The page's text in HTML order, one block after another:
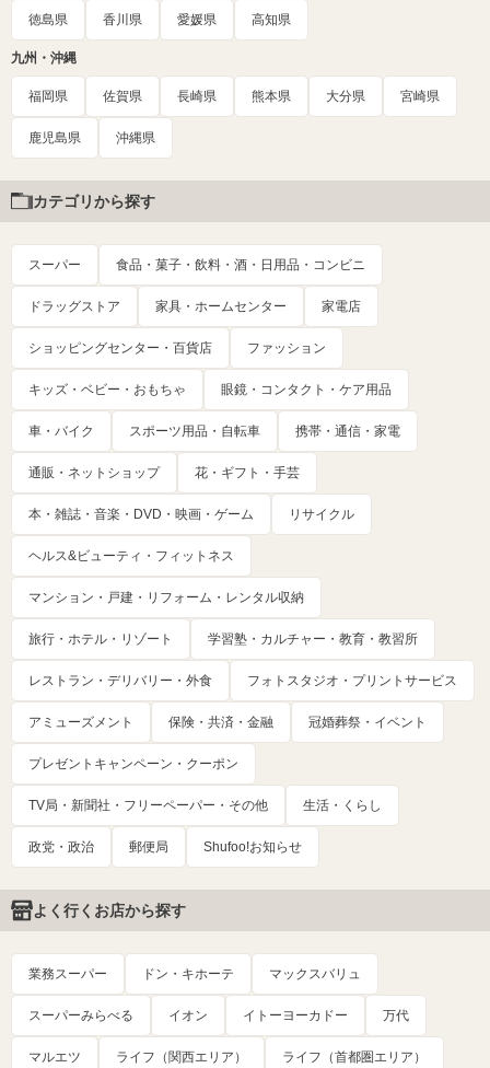
徳島県 香川県 愛媛県 高知県
九州・沖縄
福岡県 佐賀県 長崎県 熊本県 大分県 宮崎県
鹿児島県 沖縄県
カテゴリから探す
スーパー 食品・菓子・飲料・酒・日用品・コンビニ
ドラッグストア 家具・ホームセンター 家電店
ショッピングセンター・百貨店 ファッション
キッズ・ベビー・おもちゃ 眼鏡・コンタクト・ケア用品
車・バイク スポーツ用品・自転車 携帯・通信・家電
通販・ネットショップ 花・ギフト・手芸
本・雑誌・音楽・DVD・映画・ゲーム リサイクル
ヘルス&ビューティ・フィットネス
マンション・戸建・リフォーム・レンタル収納
旅行・ホテル・リゾート 学習塾・カルチャー・教育・教習所
レストラン・デリバリー・外食 フォトスタジオ・プリントサービス
アミューズメント 保険・共済・金融 冠婚葬祭・イベント
プレゼントキャンペーン・クーポン
TV局・新聞社・フリーペーパー・その他 生活・くらし
政党・政治 郵便局 Shufoo!お知らせ
よく行くお店から探す
業務スーパー ドン・キホーテ マックスバリュ
スーパーみらべる イオン イトーヨーカドー 万代
マルエツ ライフ（関西エリア） ライフ（首都圏エリア）